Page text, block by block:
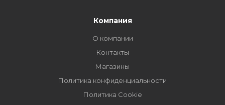
(произведено
Компания
О компании
Контакты
Магазины
Политика конфиденциальности
Политика Cookie